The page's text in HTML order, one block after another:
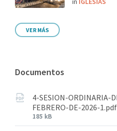
VER MÁS
Documentos
4-SESION-ORDINARIA-
FEBRERO-DE-2026-1.pdf
185 kB